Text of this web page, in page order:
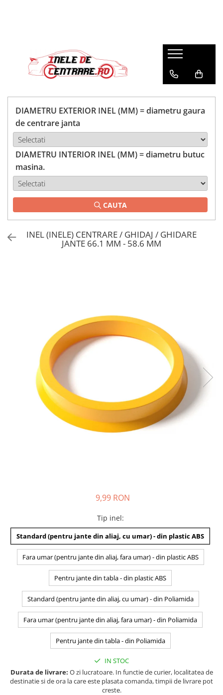
DIAMETRU EXTERIOR INEL (MM) = diametru gaura
de centrare janta
DIAMETRU INTERIOR INEL (MM) = diametru butuc
masina.
CAUTA
INEL (INELE) CENTRARE / GHIDAJ / GHIDARE
JANTE 66.1 MM - 58.6 MM
9,99 RON
Tip inel:
Standard (pentru jante din aliaj, cu umar) - din plastic ABS
Fara umar (pentru jante din aliaj, fara umar) - din plastic ABS
Pentru jante din tabla - din plastic ABS
Standard (pentru jante din aliaj, cu umar) - din Poliamida
Fara umar (pentru jante din aliaj, fara umar) - din Poliamida
Pentru jante din tabla - din Poliamida
IN STOC
Durata de livrare: O zi lucratoare. In functie de curier, localitatea de
destinatie si de ora la care este plasata comanda, timpii de livrare pot
creste.